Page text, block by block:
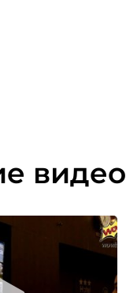
видео